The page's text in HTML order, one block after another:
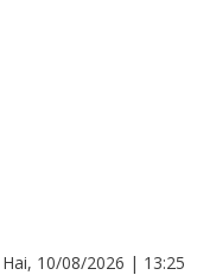
10/08/2026 | 13:25